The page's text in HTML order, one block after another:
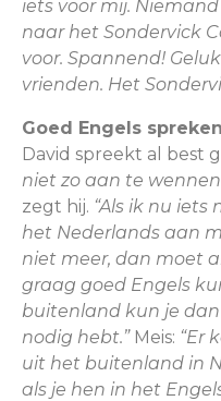
iets voor mij.
naar het Sondervick
voor. Spannend!
vrienden. Het
Goed Engels
David spreekt al best
niet zo aan te
zegt hij. “Als ik nu
het Nederlands aan
niet meer, dan moet
graag goed Engels
buitenland kun je
nodig hebt.”Meis: “Er
uit het buitenland in
als je hen in het